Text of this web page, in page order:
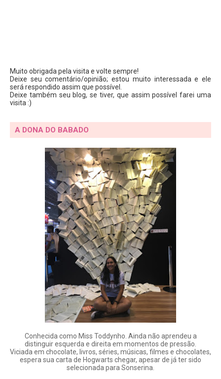
Muito obrigada pela visita e volte sempre!
Deixe seu comentário/opinião; estou muito interessada e ele
será respondido assim que possível.
Deixe também seu blog, se tiver, que assim possível farei uma
visita :)
A DONA DO BABADO
Conhecida como Miss Toddynho. Ainda não aprendeu a
distinguir esquerda e direita em momentos de pressão.
Viciada em chocolate, livros, séries, músicas, filmes e chocolates,
espera sua carta de Hogwarts chegar, apesar de já ter sido
selecionada para Sonserina.